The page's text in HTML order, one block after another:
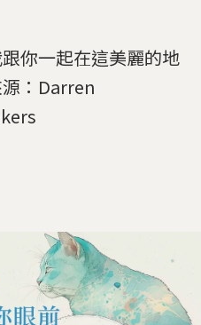
你一起在這美麗的地
：Darren